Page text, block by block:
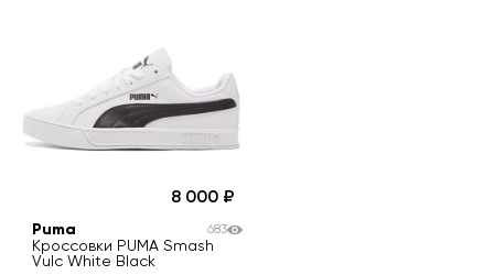
8 000
Puma
Кроссовки PUMA Smash
Vulc White Black
683